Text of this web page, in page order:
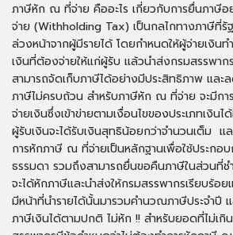
ภาษีหัก ณ ที่จ่าย คืออะไร เกี่ยวกับการยื่นภาษี
จ่าย (Withholding Tax) เป็นกลไกทางภาษีที่รัฐ
ล่วงหน้าจากผู้มีรายได้ โดยกำหนดให้ผู้จ่ายเงิน
เงินที่ต้องจ่ายให้แก่ผู้รับ แล้วนำส่งกรมสรรพาก
สามารถจัดเก็บภาษีได้อย่างมีประสิทธิภาพ และ
ภาษีไม่ครบถ้วน สำหรับภาษีหัก ณ ที่จ่าย จะมีก
จ่ายเงินซึ่งเข้าข่ายตามเงื่อนไขของประเภทเงิน
ผู้รับเงินจะได้รับเงินสุทธิน้อยกว่าจำนวนเต็ม แ
การหักภาษี ณ ที่จ่ายเป็นหลักฐานเพื่อใช้ประกอ
ธรรมดา รวมถึงสามารถยื่นขอคืนภาษีในส่วนที่ช
จะได้หักภาษีและนำส่งให้กรมสรรพากรเรียบร้อ
มีหน้าที่นำรายได้นั้นมารวมคำนวณภาษีประจำปี
ภาษีเงินได้ตามปกติ ไม่หัก !! สำหรับยอดที่ไม่เ